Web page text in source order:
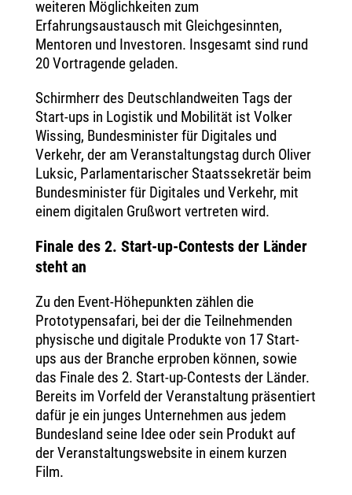
weiteren Möglichkeiten zum
Erfahrungsaustausch mit Gleichgesinnten,
Mentoren und Investoren. Insgesamt sind rund
20 Vortragende geladen.
Schirmherr des Deutschlandweiten Tags der
Start-ups in Logistik und Mobilität ist Volker
Wissing, Bundesminister für Digitales und
Verkehr, der am Veranstaltungstag durch Oliver
Luksic, Parlamentarischer Staatssekretär beim
Bundesminister für Digitales und Verkehr, mit
einem digitalen Grußwort vertreten wird.
Finale des 2. Start-up-Contests der Länder
steht an
Zu den Event-Höhepunkten zählen die
Prototypensafari, bei der die Teilnehmenden
physische und digitale Produkte von 17 Start-
ups aus der Branche erproben können, sowie
das Finale des 2. Start-up-Contests der Länder.
Bereits im Vorfeld der Veranstaltung präsentiert
dafür je ein junges Unternehmen aus jedem
Bundesland seine Idee oder sein Produkt auf
der Veranstaltungswebsite in einem kurzen
Film.